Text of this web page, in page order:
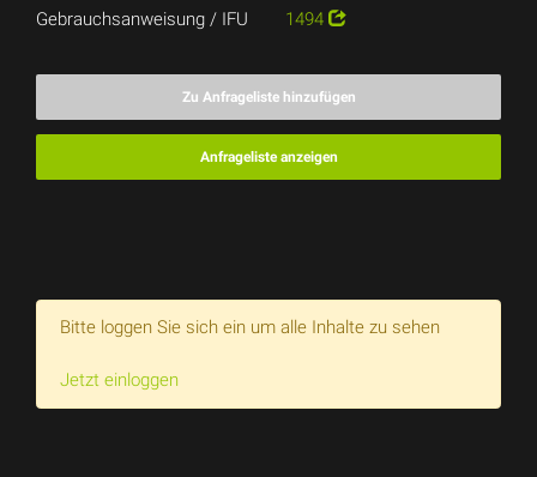
Gebrauchsanweisung / IFU
1494
Zu Anfrageliste hinzufügen
Anfrageliste anzeigen
Bitte loggen Sie sich ein um alle Inhalte zu sehen
Jetzt einloggen